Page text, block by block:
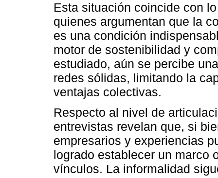
Esta situación coincide con
quienes argumentan que la
es una condición
motor de sostenibilidad y
estudiado, aún se percibe
redes sólidas, limitando la
ventajas colectivas.
Respecto al nivel de
entrevistas revelan que, si
empresarios y experiencias
logrado establecer un marco
vínculos. La informalidad